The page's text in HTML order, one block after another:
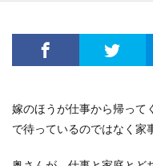
嫁のほうが仕事から帰って
で待っているのではなく家